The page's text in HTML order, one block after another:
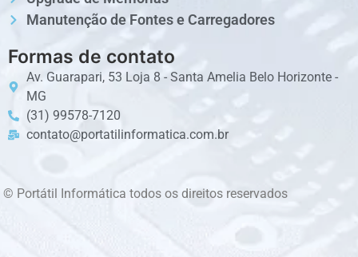
Manutenção de Fontes e Carregadores
Formas de contato
Av. Guarapari, 53 Loja 8 - Santa Amelia Belo Horizonte -
MG
(31) 99578-7120
contato@portatilinformatica.com.br
© Portátil Informática todos os direitos reservados